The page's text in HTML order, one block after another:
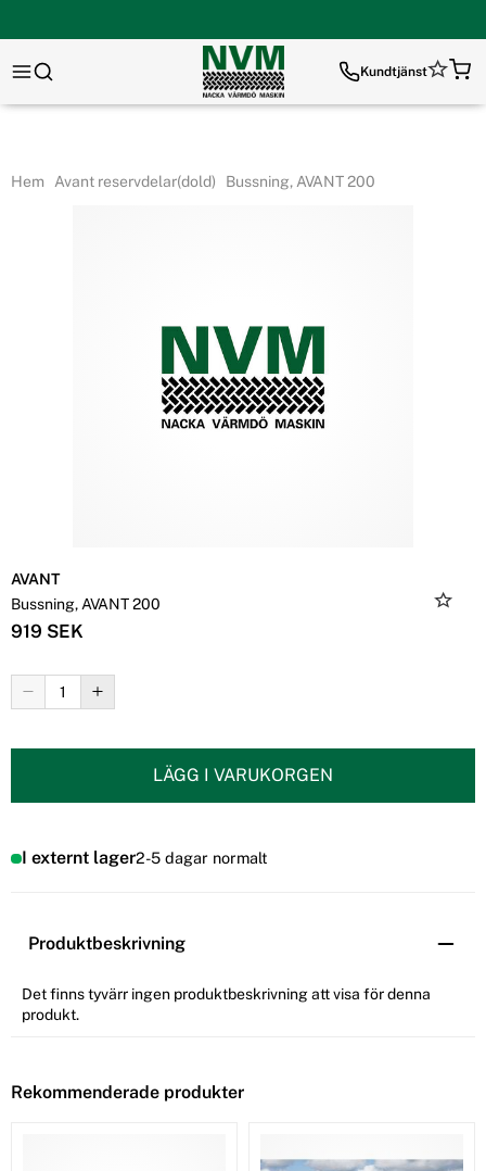
Kundtjänst
Hem Avant reservdelar(dold) Bussning, AVANT 200
AVANT
Bussning, AVANT 200
919 SEK
LÄGG I VARUKORGEN
I externt lager2-5 dagar normalt
Produktbeskrivning
Det finns tyvärr ingen produktbeskrivning att visa för denna
produkt.
Rekommenderade produkter